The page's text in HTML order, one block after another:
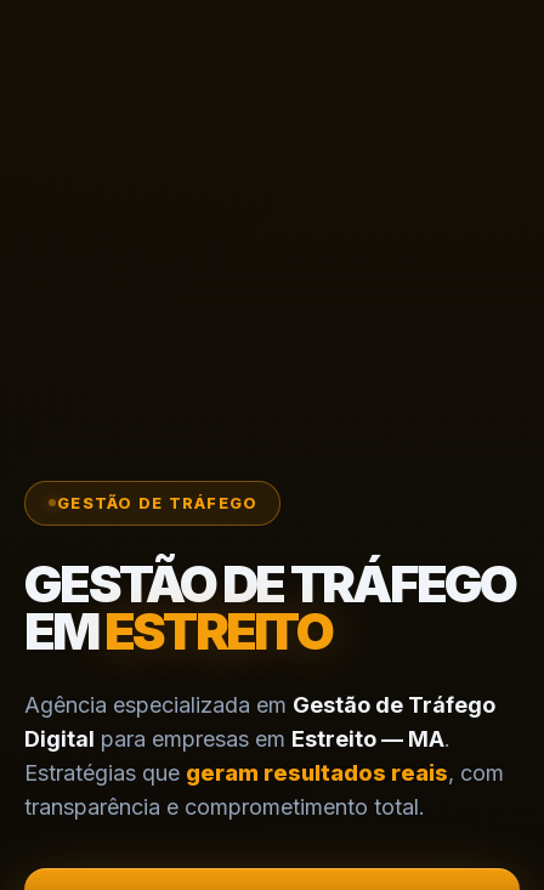
GESTÃO DE TRÁFEGO
GESTÃO DE TRÁFEGO
EMESTREITO
Agência especializada em Gestão de Tráfego
Digital para empresas em Estreito — MA.
Estratégias que geram resultados reais, com
transparência e comprometimento total.